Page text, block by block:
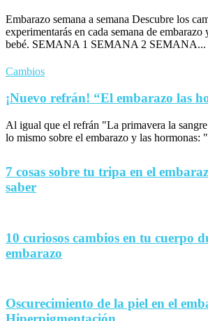
Embarazo semana a semana Descubre los
experimentarás en cada semana de
bebé. SEMANA 1 SEMANA 2 SEMANA...
Cambios
¡Nuevo refrán! “El embarazo las
Al igual que el refrán "La primavera la
lo mismo sobre el embarazo y las hormonas:
7 cosas sobre tu tripa en el
saber
10 curiosos cambios en tu cuerpo
embarazo
Oscurecimiento de la piel en el